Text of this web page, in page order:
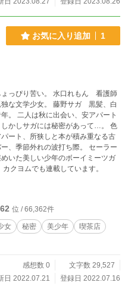
お気に入り追加 1
ょっぴり苦い。 水口れもん 看護師
な文学少女。 藤野サガ 黒髪、白
。 二人は秋に出会い、安アパート
かしサガには秘密があって…。 色
ート、所狭しと本が積み重なる古
、季節外れの波打ち際。 セーラー
いた美しい少年のボーイミーツガ
クヨムでも連載しています。
位 / 66,362件
女 秘密 美少年
喫茶店
感想数 0
文字数 29,527
日 2022.07.21
登録日 2022.07.16